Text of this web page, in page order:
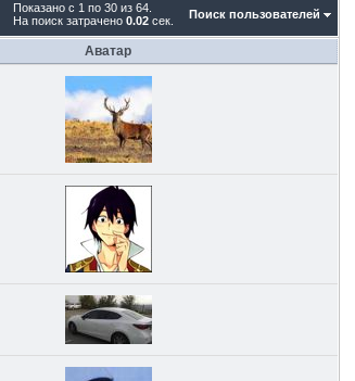
Показано с 1 по 30 из 64.
На поиск затрачено0.02 сек. Поиск пользователей
Аватар